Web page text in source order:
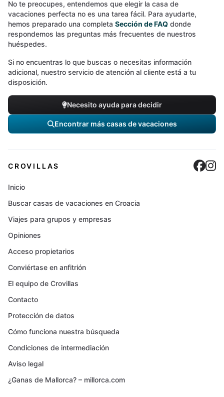
No te preocupes, entendemos que elegir la casa de
vacaciones perfecta no es una tarea fácil. Para ayudarte,
hemos preparado una completa Sección de FAQ donde
respondemos las preguntas más frecuentes de nuestros
huéspedes.
Si no encuentras lo que buscas o necesitas información
adicional, nuestro servicio de atención al cliente está a tu
disposición.
Necesito ayuda para decidir
Encontrar más casas de vacaciones
CROVILLAS
Inicio
Buscar casas de vacaciones en Croacia
Viajes para grupos y empresas
Opiniones
Acceso propietarios
Conviértase en anfitrión
El equipo de Crovillas
Contacto
Protección de datos
Cómo funciona nuestra búsqueda
Condiciones de intermediación
Aviso legal
¿Ganas de Mallorca? – millorca.com